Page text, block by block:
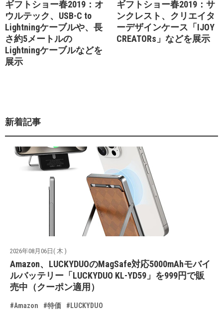
ギフトショー春2019：オ
ウルテック、USB-C to
Lightningケーブルや、長
さ約5メートルの
Lightningケーブルなどを
展示
ギフトショー春2019：サ
ンクレスト、クリエイタ
ーデザインケース「IJOY
CREATORs」などを展示
新着記事
2026年08月06日( 木 )
Amazon、LUCKYDUOのMagSafe対応5000mAhモバイ
ルバッテリー「LUCKYDUO KL-YD59」を999円で販
売中（クーポン適用）
#Amazon #特価 #LUCKYDUO